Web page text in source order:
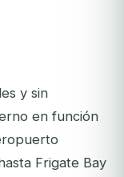
y sin
en función
Frigate Bay